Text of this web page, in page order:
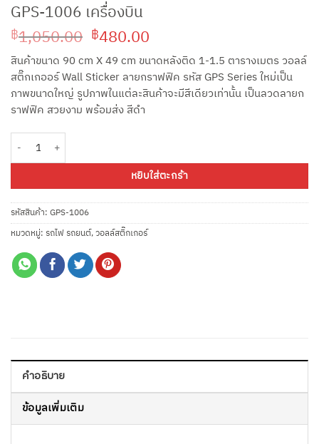
GPS-1006 เครื่องบิน
฿1,050.00 Original
price
was:
฿1,050.00.
฿480.00Current
price
is:
฿480.00.
สินค้าขนาด 90 cm X 49 cm ขนาดหลังติด 1-1.5 ตารางเมตร วอลล์
สติ๊กเกออร์ Wall Sticker ลายกราฟฟิค รหัส GPS Series ใหม่เป็น
ภาพขนาดใหญ่ รูปภาพในแต่ละสินค้าจะมีสีเดียวเท่านั้น เป็นลวดลายก
ราฟฟิค สวยงาม พร้อมส่ง สีดำ
หยิบใส่ตะกร้า
รหัสสินค้า: GPS-1006
หมวดหมู่: รถไฟ รถยนต์,วอลล์สติ๊กเกอร์
คำอธิบาย
ข้อมูลเพิ่มเติม